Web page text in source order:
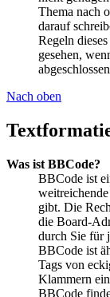
Thema nach
darauf
Regeln
gesehen,
Nach oben
Was ist BBCode?
BBCode ist
gibt. Die
die Board-
durch Sie für
BBCode ist
Tags von
Klammern
BBCode